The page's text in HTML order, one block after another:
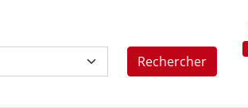
Rechercher